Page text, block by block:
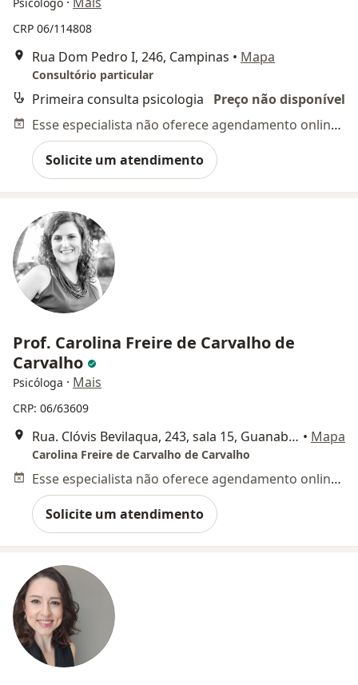
Psicólogo
CRP 06/114808
Rua Dom Pedro I, 246, Campinas • Mapa
Consultório particular
Primeira consulta psicologia
Preço não disponível
Esse especialista não oferece agendamento online para esse endereço.
Solicite um atendimento
Prof. Carolina Freire de Carvalho de
Carvalho
Psicóloga · Mais
CRP: 06/63609
Rua. Clóvis Bevilaqua, 243, sala 15, Guanabara, Campinas • Mapa
Carolina Freire de Carvalho de Carvalho
Esse especialista não oferece agendamento online para esse endereço.
Solicite um atendimento